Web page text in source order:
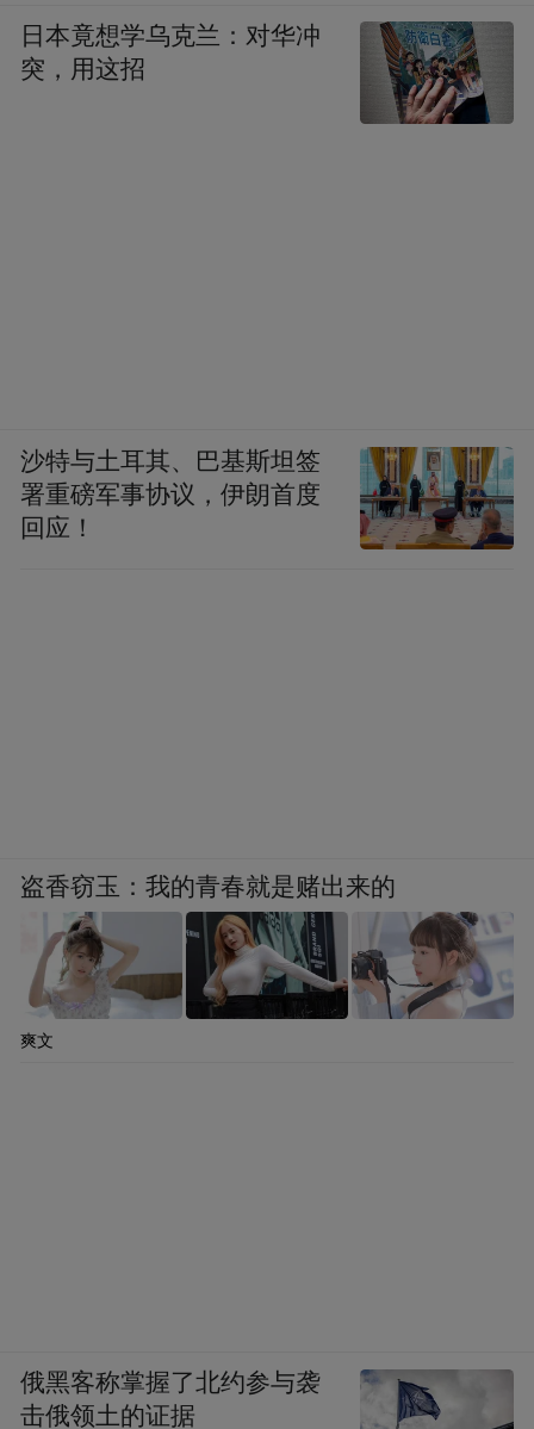
日本竟想学乌克兰：对华冲
突，用这招
沙特与土耳其、巴基斯坦签
署重磅军事协议，伊朗首度
回应！
盗香窃玉：我的青春就是赌出来的
爽文
俄黑客称掌握了北约参与袭
击俄领土的证据